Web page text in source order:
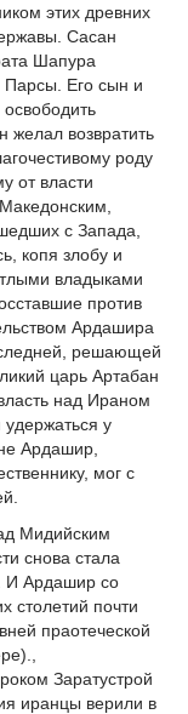
этих древних
Сасан
Шапура
Парсы. Его сын и
желал возвратить
роду
от власти
с Запада,
копя злобу и
владыками
против
Ардашира
решающей
царь Артабан
над Ираном
у
Ардашир,
мог с
Мидийским
снова стала
И Ардашир со
столетий почти
праотеческой
Заратустрой
иранцы верили в